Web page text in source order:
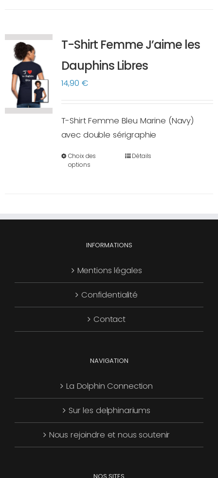
Les
options
peuvent
choisies
sur
la
du
T-Shirt Femme J’aime les
Dauphins Libres
14,90 €
T-Shirt Femme Bleu Marine (Navy)
avec double sérigraphie
Choix des
options
Ce
options
être
choisies
sur
produit
Détails
INFORMATIONS
Mentions légales
Confidentialité
Contact
NAVIGATION
La Dolphin Connection
Sur les delphinariums
Nous rejoindre et nous soutenir